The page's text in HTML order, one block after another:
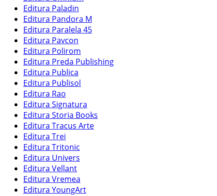
Editura Paladin
Editura Pandora M
Editura Paralela 45
Editura Pavcon
Editura Polirom
Editura Preda Publishing
Editura Publica
Editura Publisol
Editura Rao
Editura Signatura
Editura Storia Books
Editura Tracus Arte
Editura Trei
Editura Tritonic
Editura Univers
Editura Vellant
Editura Vremea
Editura YoungArt